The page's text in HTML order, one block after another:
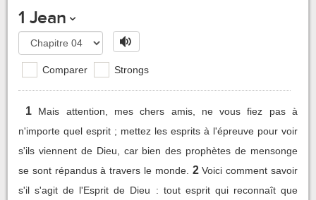
1 Jean
Comparer Strongs
1
Mais attention, mes chers amis, ne vous fiez pas à
n'importe quel esprit ; mettez les esprits à l'épreuve pour voir
s'ils viennent de Dieu, car bien des prophètes de mensonge
se sont répandus à travers le monde. 2 Voici comment savoir
s'il s'agit de l'Esprit de Dieu : tout esprit qui reconnaît que